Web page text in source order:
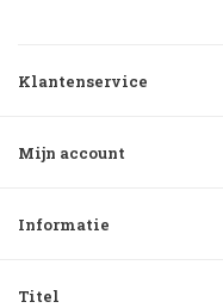
Klantenservice
Mijn account
Informatie
Titel